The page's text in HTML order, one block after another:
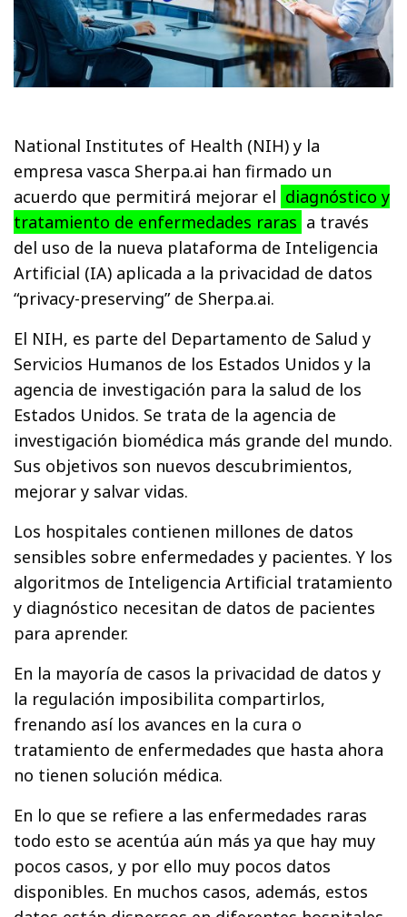
National Institutes of Health (NIH) y la
empresa vasca Sherpa.ai han firmado un
acuerdo que permitirá mejorar el diagnóstico y
tratamiento de enfermedades raras a través
del uso de la nueva plataforma de Inteligencia
Artificial (IA) aplicada a la privacidad de datos
“privacy-preserving” de Sherpa.ai.
El NIH, es parte del Departamento de Salud y
Servicios Humanos de los Estados Unidos y la
agencia de investigación para la salud de los
Estados Unidos. Se trata de la agencia de
investigación biomédica más grande del mundo.
Sus objetivos son nuevos descubrimientos,
mejorar y salvar vidas.
Los hospitales contienen millones de datos
sensibles sobre enfermedades y pacientes. Y los
algoritmos de Inteligencia Artificial tratamiento
y diagnóstico necesitan de datos de pacientes
para aprender.
En la mayoría de casos la privacidad de datos y
la regulación imposibilita compartirlos,
frenando así los avances en la cura o
tratamiento de enfermedades que hasta ahora
no tienen solución médica.
En lo que se refiere a las enfermedades raras
todo esto se acentúa aún más ya que hay muy
pocos casos, y por ello muy pocos datos
disponibles. En muchos casos, además, estos